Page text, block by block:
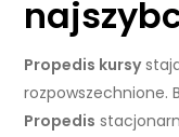
Propedis kursy
rozpowszechnione.
Propedis